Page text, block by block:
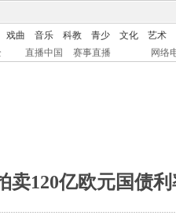
戏曲 音乐 科教 青少 文化
艺术
直播中国 赛事直播 网络
卖120亿欧元国债